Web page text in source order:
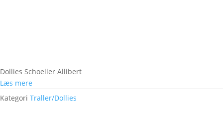
Dollies Schoeller Allibert
Læs mere
Kategori Traller/Dollies